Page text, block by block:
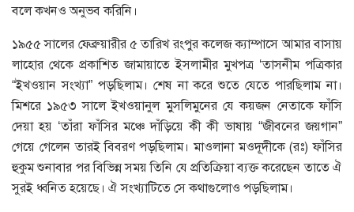
বলে কখনও অনুভব করিনি।
১৯৫৫ সালের ফেব্রুয়ারীর ৫ তারিখ রংপুর কলেজ ক্যাম্পাসে আমার বাসায়
লাহোর থেকে প্রকাশিত জামায়াতে ইসলামীর মুখপত্র ‘তাসনীম পত্রিকার
“ইখওয়ান সংখ্যা” পড়ছিলাম। শেষ না করে শুতে যেতে পারছিলাম না।
মিশরে ১৯৫৩ সালে ইখওয়ানুল মুসলিমুনের যে কয়জন নেতাকে ফাঁসি
দেয়া হয় ‘তাঁরা ফাঁসির মঞ্চে দাঁড়িয়ে কী কী ভাষায় “জীবনের জয়গান”
গেয়ে গেলেন তারই বিবরণ পড়ছিলাম। মাওলানা মওদূদীকে (রঃ) ফাঁসির
হুকুম শুনাবার পর বিভিন্ন সময় তিনি যে প্রতিক্রিয়া ব্যক্ত করেছেন তাতে ঐ
সুরই ধ্বনিত হয়েছে। ঐ সংখ্যাটিতে সে কথাগুলোও পড়ছিলাম।